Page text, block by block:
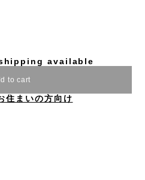
available
to cart
住まいの方向け